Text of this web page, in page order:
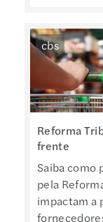
cbs
Reforma
frente
Saiba como
pela
impactam a